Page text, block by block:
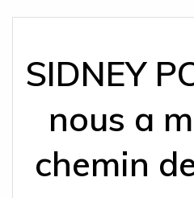
SIDNEY
nous a
chemin